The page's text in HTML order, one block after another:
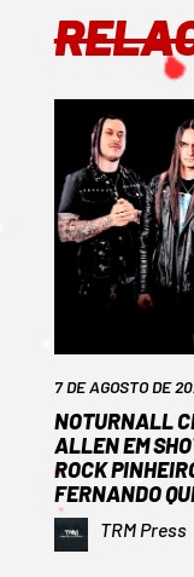
7 DE AGOSTO DE
NOTURNALL
ALLEN EM
ROCK
FERNANDO
TRM Press